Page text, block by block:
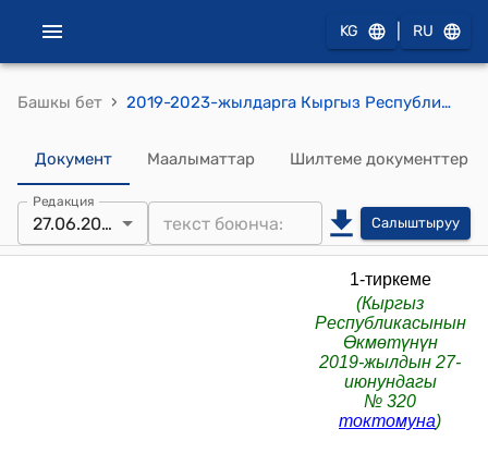
KG RU
Башкы бет › 2019-2023-жылдарга Кыргыз Республикасында азык-түлүк коопсуздугу жана тамактануу ПРОГРАММАСЫ (Кыргыз Республикасынын Өкмөтүнүн 2019-жылдын 27-июнундагы N 320 токтомуна)
Документ Маалыматтар Шилтеме документтер
Редакция
27.06.2019 Салыштыруу